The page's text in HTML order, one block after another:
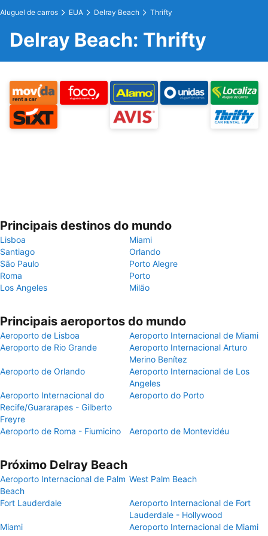
Aluguel de carros EUA Delray Beach Thrifty
Delray Beach: Thrifty
Principais destinos do mundo
Lisboa
Miami
Santiago
Orlando
São Paulo
Porto Alegre
Roma
Porto
Los Angeles
Milão
Principais aeroportos do mundo
Aeroporto de Lisboa
Aeroporto Internacional de Miami
Aeroporto de Rio Grande
Aeroporto Internacional Arturo
Merino Benítez
Aeroporto de Orlando
Aeroporto Internacional de Los
Angeles
Aeroporto Internacional do
Recife/Guararapes - Gilberto
Freyre
Aeroporto do Porto
Aeroporto de Roma - Fiumicino Aeroporto de Montevidéu
Próximo Delray Beach
Aeroporto Internacional de Palm
Beach
West Palm Beach
Fort Lauderdale
Aeroporto Internacional de Fort
Lauderdale - Hollywood
Miami
Aeroporto Internacional de Miami